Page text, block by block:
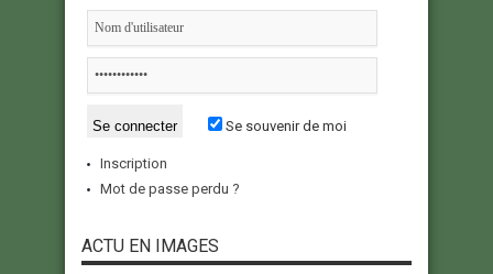
Se souvenir de moi
Inscription
Mot de passe perdu ?
ACTU EN IMAGES